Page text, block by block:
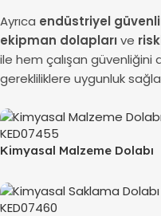
Ayrıca endüstriyel
ekipman dolaplarıve
ile hem çalışan güvenliğini
gerekliliklere uygunluk
Kimyasal Malzeme Dolabı